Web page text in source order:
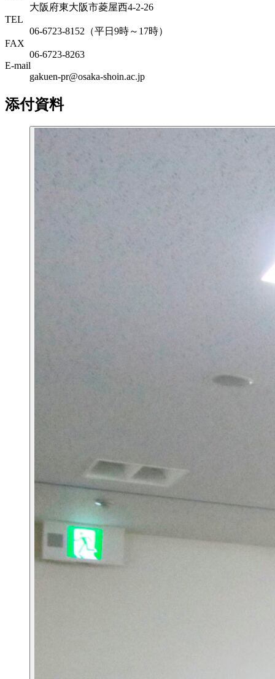
大阪府東大阪市菱屋西4-2-26
TEL
06-6723-8152（平日9時～17時）
FAX
06-6723-8263
E-mail
gakuen-pr@osaka-shoin.ac.jp
添付資料